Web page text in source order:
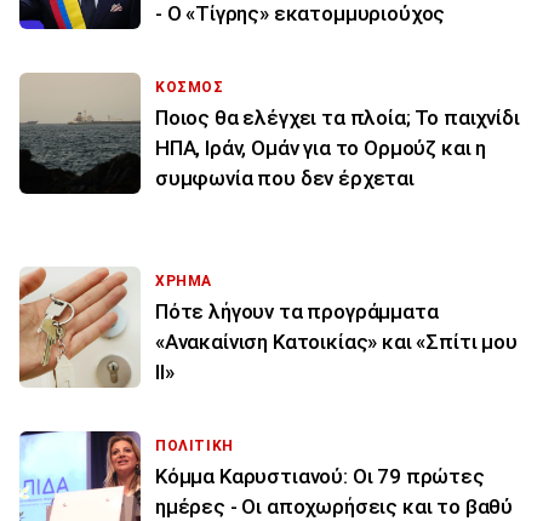
- Ο «Τίγρης» εκατομμυριούχος
ΚΟΣΜΟΣ
Ποιος θα ελέγχει τα πλοία; Το παιχνίδι
ΗΠΑ, Ιράν, Ομάν για το Ορμούζ και η
συμφωνία που δεν έρχεται
ΧΡΗΜΑ
Πότε λήγουν τα προγράμματα
«Ανακαίνιση Κατοικίας» και «Σπίτι μου
ΙΙ»
ΠΟΛΙΤΙΚΗ
Κόμμα Καρυστιανού: Οι 79 πρώτες
ημέρες - Οι αποχωρήσεις και το βαθύ